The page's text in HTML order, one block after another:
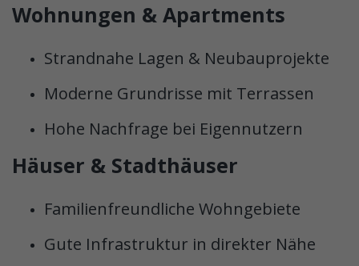
Wohnungen & Apartments
Strandnahe Lagen & Neubauprojekte
Moderne Grundrisse mit Terrassen
Hohe Nachfrage bei Eigennutzern
Häuser & Stadthäuser
Familienfreundliche Wohngebiete
Gute Infrastruktur in direkter Nähe